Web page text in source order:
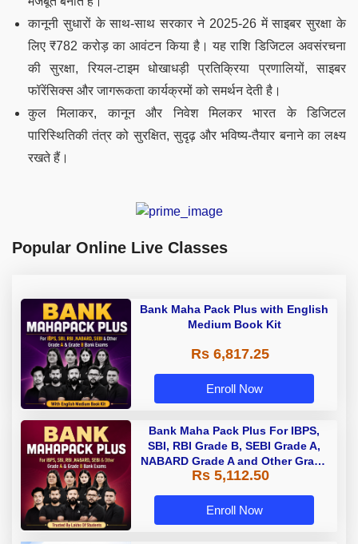
कानूनी सुधारों के साथ-साथ सरकार ने 2025-26 में साइबर सुरक्षा के
लिए ₹782 करोड़ का आवंटन किया है। यह राशि डिजिटल अवसंरचना
की सुरक्षा, रियल-टाइम धोखाधड़ी प्रतिक्रिया प्रणालियों, साइबर
फॉरेंसिक्स और जागरूकता कार्यक्रमों को समर्थन देती है।
कुल मिलाकर, कानून और निवेश मिलकर भारत के डिजिटल
पारिस्थितिकी तंत्र को सुरक्षित, सुदृढ़ और भविष्य-तैयार बनाने का लक्ष्य
रखते हैं।
Popular Online Live Classes
Bank Maha Pack Plus with English
Medium Book Kit
Rs 6,817.25
Enroll Now
Bank Maha Pack Plus For IBPS,
SBI, RBI Grade B, SEBI Grade A,
NABARD Grade A and Other Grade
A & Grade B Bank Exams
Rs 5,112.50
Enroll Now